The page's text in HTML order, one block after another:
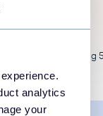
analytics
your
Aug